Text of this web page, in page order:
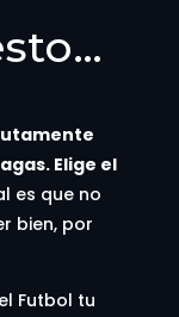
Elige el
es que no
bien, por
Futbol tu